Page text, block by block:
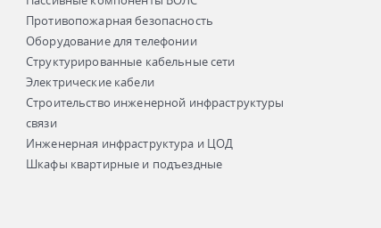
Противопожарная безопасность
Оборудование для телефонии
Структурированные кабельные сети
Электрические кабели
Строительство инженерной инфраструктуры
связи
Инженерная инфраструктура и ЦОД
Шкафы квартирные и подъездные